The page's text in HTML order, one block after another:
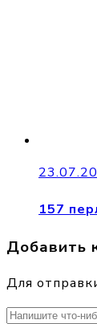
157
Добавить
Для
Найти: